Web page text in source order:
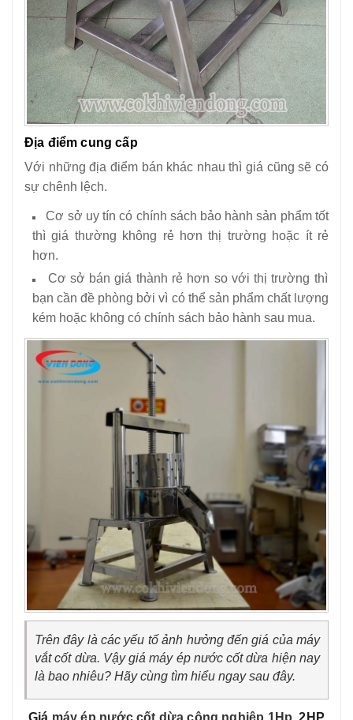
Địa điểm cung cấp
Với những địa điểm bán khác nhau thì giá cũng sẽ có
sự chênh lệch.
Cơ sở uy tín có chính sách bảo hành sản phẩm tốt
thì giá thường không rẻ hơn thị trường hoặc ít rẻ
hơn.
Cơ sở bán giá thành rẻ hơn so với thị trường thì
bạn cần đề phòng bởi vì có thể sản phẩm chất lượng
kém hoặc không có chính sách bảo hành sau mua.
Trên đây là các yếu tố ảnh hưởng đến giá của máy
vắt cốt dừa. Vậy giá máy ép nước cốt dừa hiện nay
là bao nhiêu? Hãy cùng tìm hiểu ngay sau đây.
Giá máy ép nước cốt dừa công nghiệp 1Hp, 2HP